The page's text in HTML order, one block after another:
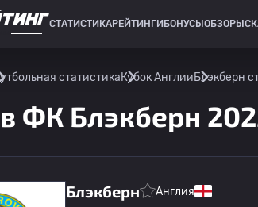
СТАТИСТИКАРЕЙТИНГИ БОНУСЫ ОБЗОРЫ
статистикаКубок АнглииБлэкберн
ФК Блэкберн
Блэкберн Англия